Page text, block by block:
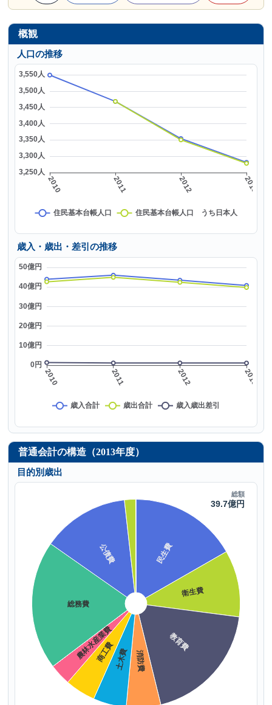
概観
人口の推移
歳入・歳出・差引の推移
普通会計の構造（2013年度）
目的別歳出